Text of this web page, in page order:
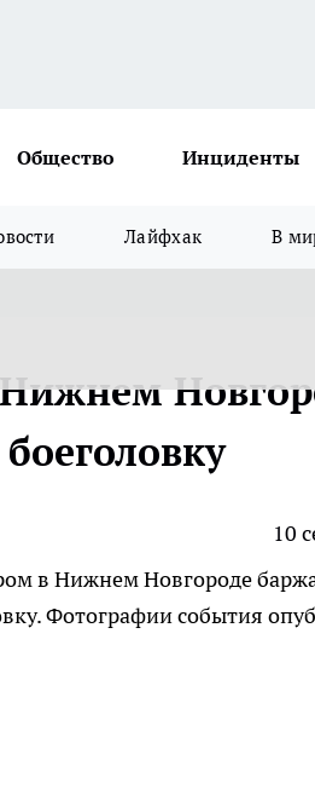
Общество Инциденты
Лайфхак В
10
в Нижнем Новгороде
Фотографии события